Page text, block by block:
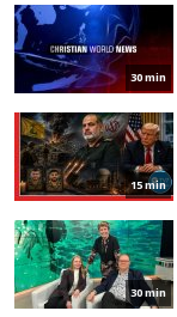
30 min
15 min
30 min